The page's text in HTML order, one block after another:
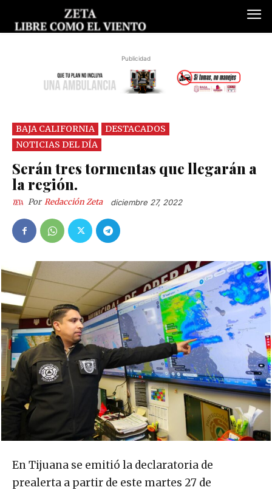
Publicidad
BAJA CALIFORNIA
DESTACADOS
NOTICIAS DEL DÍA
Serán tres tormentas que llegarán a
la región.
Por Redacción Zeta diciembre 27, 2022
En Tijuana se emitió la declaratoria de
prealerta a partir de este martes 27 de